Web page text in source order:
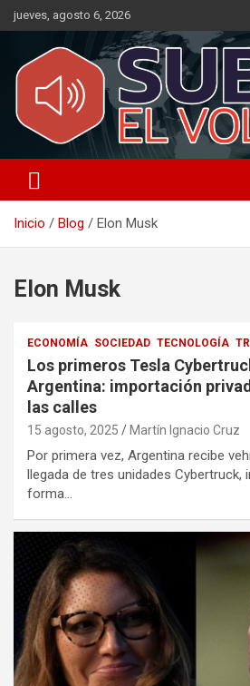
Saltar
al
contenido
jueves, agosto 6, 2026
Suban el Volumen
Noticias Locales, análisis crítico,
Departamento Santamaría
Inicio Blog Elon Musk
Elon Musk
ECONOMÍA SOCIEDAD TECNOLOGÍA
Los primeros Tesla
Argentina: importación
las calles
15 agosto, 2025 Martín Ignacio Cruz
Por primera vez, Argentina recibe
llegada de tres unidades Cybertruck,
forma…